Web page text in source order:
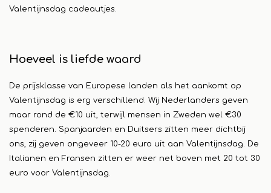
Valentijnsdag cadeautjes.
Hoeveel is liefde waard
De prijsklasse van Europese landen als het aankomt op
Valentijnsdag is erg verschillend. Wij Nederlanders geven
maar rond de €10 uit, terwijl mensen in Zweden wel €30
spenderen. Spanjaarden en Duitsers zitten meer dichtbij
ons, zij geven ongeveer 10-20 euro uit aan Valentijnsdag. De
Italianen en Fransen zitten er weer net boven met 20 tot 30
euro voor Valentijnsdag.